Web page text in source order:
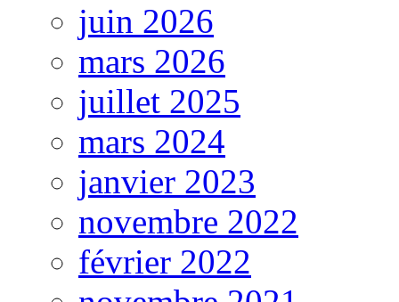
juin 2026
mars 2026
juillet 2025
mars 2024
janvier 2023
novembre 2022
février 2022